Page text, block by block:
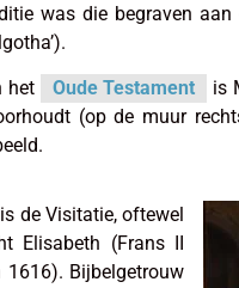
was die begraven aan
het Oude Testament
is
(op de muur
de Visitatie, oftewel
Elisabeth (Frans II
Bijbelgetrouw